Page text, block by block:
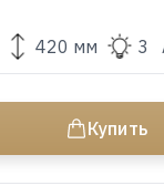
420 мм 3
Купить